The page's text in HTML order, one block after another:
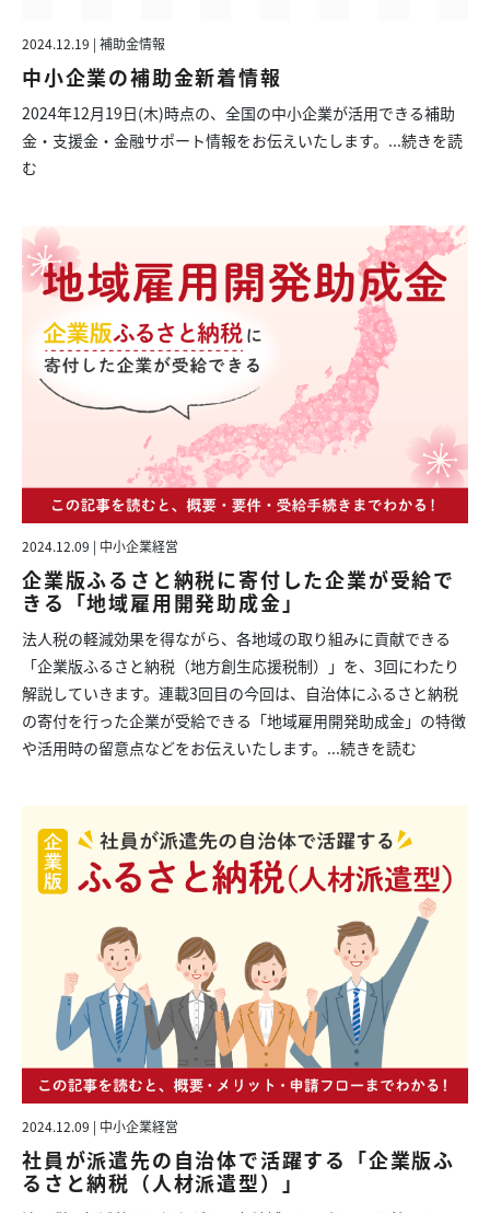
2024.12.19 | 補助金情報
中小企業の補助金新着情報
2024年12月19日(木)時点の、全国の中小企業が活用できる補助
金・支援金・金融サポート情報をお伝えいたします。...続きを読
む
2024.12.09 | 中小企業経営
企業版ふるさと納税に寄付した企業が受給で
きる「地域雇用開発助成金」
法人税の軽減効果を得ながら、各地域の取り組みに貢献できる
「企業版ふるさと納税（地方創生応援税制）」を、3回にわたり
解説していきます。連載3回目の今回は、自治体にふるさと納税
の寄付を行った企業が受給できる「地域雇用開発助成金」の特徴
や活用時の留意点などをお伝えいたします。...続きを読む
2024.12.09 | 中小企業経営
社員が派遣先の自治体で活躍する「企業版ふ
るさと納税（人材派遣型）」